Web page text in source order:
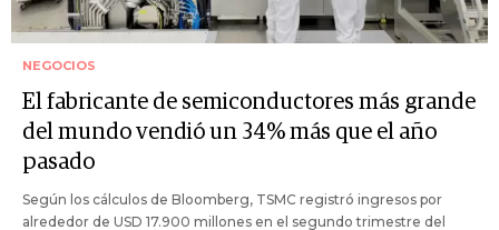
NEGOCIOS
El fabricante de semiconductores más grande
del mundo vendió un 34% más que el año
pasado
Según los cálculos de Bloomberg, TSMC registró ingresos por
alrededor de USD 17.900 millones en el segundo trimestre del